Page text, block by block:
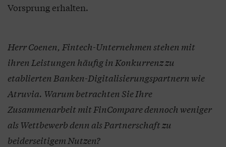
Vorsprung erhalten.
Herr Coenen, Fintech-Unternehmen stehen mit
ihren Leistungen häufig in Konkurrenz zu
etablierten Banken-Digitalisierungspartnern wie
Atruvia. Warum betrachten Sie Ihre
Zusammenarbeit mit FinCompare dennoch weniger
als Wettbewerb denn als Partnerschaft zu
beiderseitigem Nutzen?